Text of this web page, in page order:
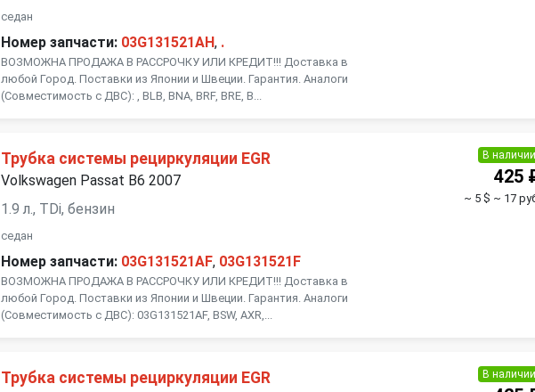
седан
Номер запчасти: 03G131521AH, .
ВОЗМОЖНА ПРОДАЖА В РАССРОЧКУ ИЛИ КРЕДИТ!!! Доставка в
любой Город. Поставки из Японии и Швеции. Гарантия. Аналоги
(Совместимость с ДВС): , BLB, BNA, BRF, BRE, B...
Трубка системы рециркуляции EGR
Volkswagen Passat B6 2007
1.9 л., TDi, бензин
седан
Номер запчасти: 03G131521AF, 03G131521F
ВОЗМОЖНА ПРОДАЖА В РАССРОЧКУ ИЛИ КРЕДИТ!!! Доставка в
любой Город. Поставки из Японии и Швеции. Гарантия. Аналоги
(Совместимость с ДВС): 03G131521AF, BSW, AXR,...
В наличии
425
~ 5 $ ~ 17
Трубка системы рециркуляции EGR В наличии